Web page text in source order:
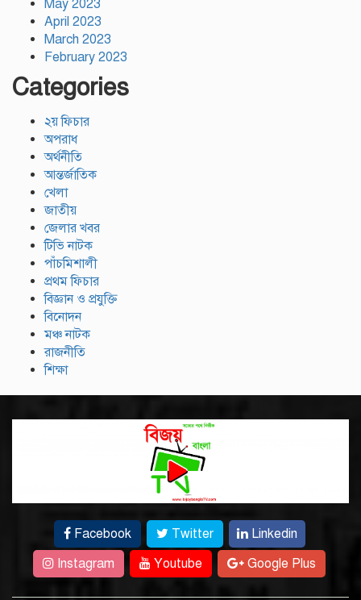
May 2023
April 2023
March 2023
February 2023
Categories
২য় ফিচার
অপরাধ
অর্থনীতি
আন্তর্জাতিক
খেলা
জাতীয়
জেলার খবর
টিভি নাটক
পাঁচমিশালী
প্রথম ফিচার
বিজ্ঞান ও প্রযুক্তি
বিনোদন
মঞ্চ নাটক
রাজনীতি
শিক্ষা
Facebook Twitter
Linkedin
Instagram
Youtube Google Plus